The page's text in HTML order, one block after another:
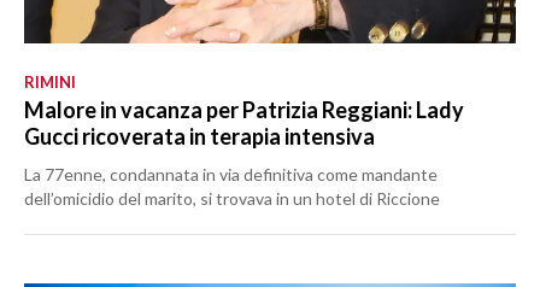
RIMINI
Malore in vacanza per Patrizia Reggiani: Lady
Gucci ricoverata in terapia intensiva
La 77enne, condannata in via definitiva come mandante
dell’omicidio del marito, si trovava in un hotel di Riccione